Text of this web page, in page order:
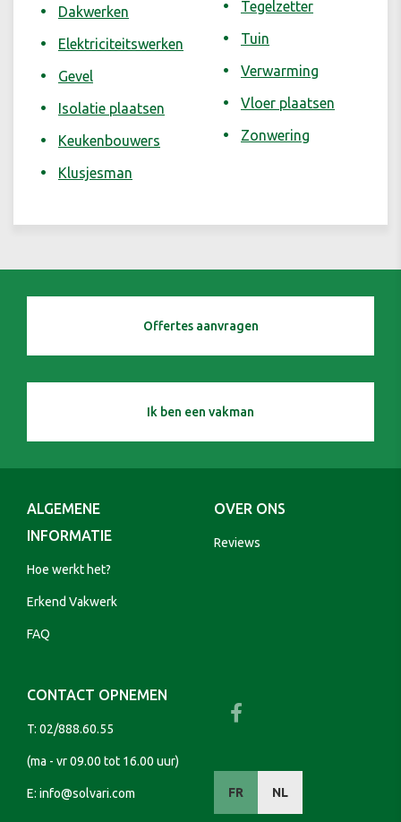
Dakwerken
Elektriciteitswerken
Gevel
Isolatie plaatsen
Keukenbouwers
Klusjesman
Tegelzetter
Tuin
Verwarming
Vloer plaatsen
Zonwering
Offertes aanvragen
Ik ben een vakman
ALGEMENE
INFORMATIE
Hoe werkt het?
Erkend Vakwerk
FAQ
OVER ONS
Reviews
CONTACT OPNEMEN
T: 02/888.60.55
(ma - vr 09.00 tot 16.00 uur)
E: info@solvari.com FR NL